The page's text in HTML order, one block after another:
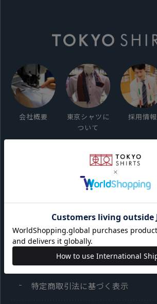
会社概要
東京シャツに
ついて
採用情報
サイト利用規約
会員利用規約
プライバシーポリシー
特定商取引法に基づく表示